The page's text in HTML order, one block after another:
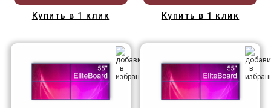
Купить в 1 клик Купить в 1 клик